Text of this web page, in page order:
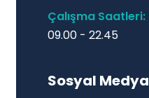
Çalışma Saatleri:
09.00 - 22.45
Sosyal Medya